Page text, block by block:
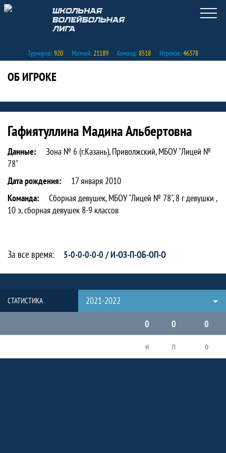
Турниров:920 Матчей:21189 Команд:8518 Игроков:46378
ОБ ИГРОКЕ
Статистика игрока Гафиятуллина
Гафиятуллина Мадина Альбертовна
Данные:
Зона № 6 (г.Казань), Приволжский, МБОУ "Лицей №
78"
Дата рождения:
17 января 2010
Команда:
Сборная девушек, МБОУ "Лицей № 78", 8 г девушки ,
10 э, сборная девушек 8-9 классов
За все время: 5-0-0-0-0-0 / И-ОЗ-П-ОБ-ОП-О
СТАТИСТИКА
2021-2022
0
0 0
И П О